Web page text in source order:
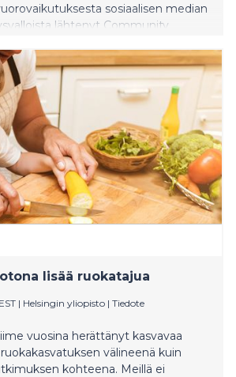
sosiaalisen median
lähtenyt Community
järjestetään tänä vuonna
Viking Gracella Turusta
lisää ruokatajua
| Helsingin yliopisto | Tiedote
vuosina herättänyt kasvavaa
välineenä kuin
kohteena. Meillä ei